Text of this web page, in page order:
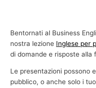
Bentornati al Business
nostra lezione Inglese per
di domande e risposte alla
Le presentazioni possono
pubblico, o anche solo i